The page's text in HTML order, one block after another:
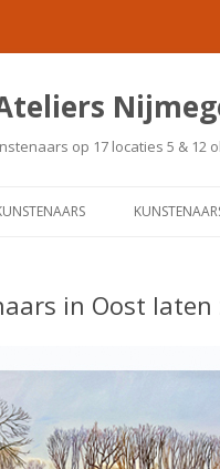
op 17 locaties 5 & 12
ANSELIEN SCHOOL
DORO KROL
FRANK
INEKE VAN
in Oost laten